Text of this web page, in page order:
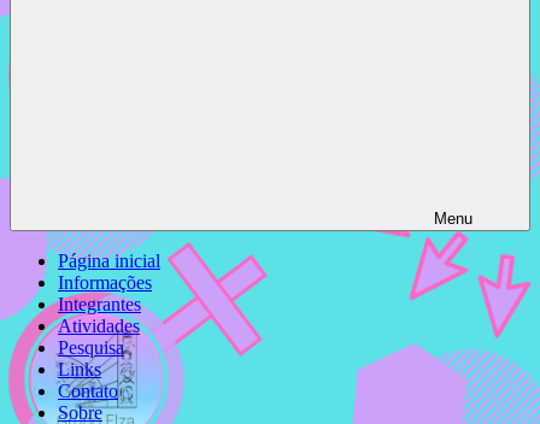
Menu
Página inicial
Informações
Integrantes
Atividades
Pesquisa
Links
Contato
Sobre